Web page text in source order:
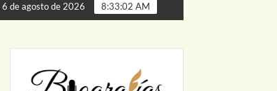
ARRANCA JAPAM EL PROGRAMA “AGUA
6 de agosto de 2026 8:33:03 AM